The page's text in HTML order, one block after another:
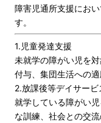
障害児通所支援にお
す。
1.児童発達支援
未就学の障がい児を
付与、集団生活への
2.放課後等デイサービ
就学している障がい
な訓練、社会との交